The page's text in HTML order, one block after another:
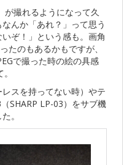
が撮れるようになって久
んか「あれ？」って思う
ぞ！」という感も。画角
たのもあるかもですが、
で撮った時の絵の具感
スを持ってない時）やテ
SHARP LP-03）をサブ機
。